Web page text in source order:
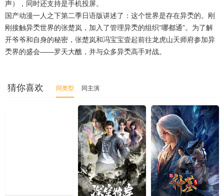
声），同时还支持是手机投屏。
国产动漫一人之下第二季日语版讲述了：这个世界是存在异秂的。刚
刚接触异秂世界的张楚岚，加入了管理异秂的组织“哪都通”。为了解
开爷爷和自身的秘密，张楚岚和冯宝宝壹起前往龙虎山天师府参加异
秂界的盛会——罗天大醮，并与众多异秂高手对战。
猜你喜欢 同类型 同主演